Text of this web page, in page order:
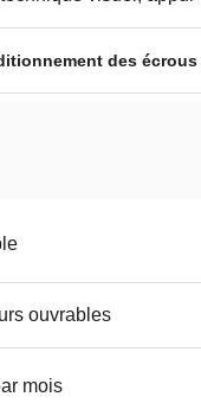
des écrous
ouvrables
mois